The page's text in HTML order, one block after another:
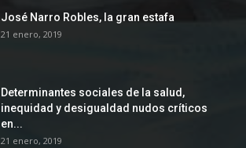
José Narro Robles, la gran estafa
21 enero, 2019
Determinantes sociales de la salud,
inequidad y desigualdad nudos críticos
en...
21 enero, 2019